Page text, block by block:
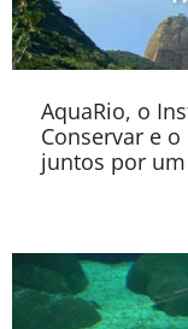
AquaRio, o
Conservar e
juntos por